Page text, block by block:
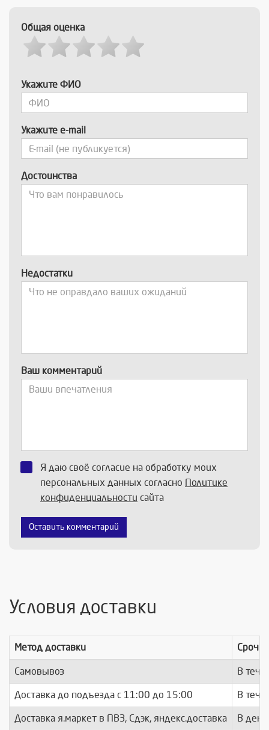
Общая оценка
Укажите ФИО
Укажите e-mail
Достоинства
Недостатки
Ваш комментарий
Я даю своё согласие на обработку моих
персональных данных согласно Политике
конфиденциальности сайта
Оставить комментарий
Условия доставки
Метод доставки
Самовывоз В
Доставка до подъезда c 11:00 до 15:00 В
Доставка я.маркет в ПВЗ, Сдэк, яндекс.доставка В день